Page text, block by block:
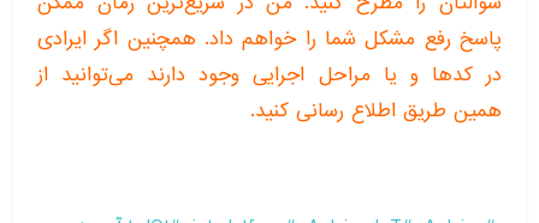
پاسخ رفع مشکل شما را خواهم داد. همچنین اگر ایرادی
در کدها و یا مراحل اجرایی وجود دارند می‌توانید از
همین طریق اطلاع رسانی کنید.